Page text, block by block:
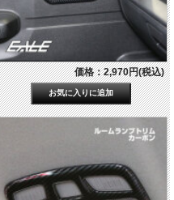
価格：2,970円(税込)